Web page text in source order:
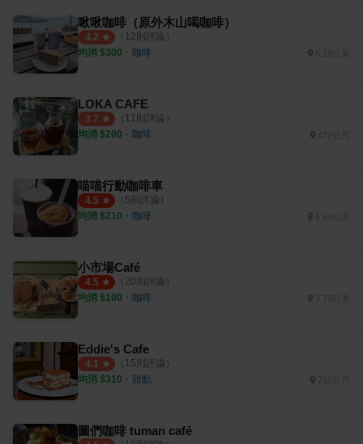
啾啾咖啡（原外木山喝咖啡）
4.2 （ 12則評論）
均消 $300 ・ 咖啡 5.19公里
LOKA CAFE
3.7 （ 11則評論）
均消 $200 ・ 咖啡 472公尺
喵喵行動咖啡車
4.5 （ 5則評論）
均消 $210 ・ 咖啡 5.69公里
小市場Café
4.5 （ 20則評論）
均消 $100 ・ 咖啡
Eddie's Cafe
4.1 （ 15則評論）
均消 $310 ・ 甜點
圖們咖啡 tuman café